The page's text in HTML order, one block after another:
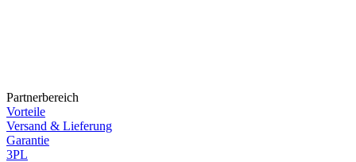
Partnerbereich
Vorteile
Versand & Lieferung
Garantie
3PL